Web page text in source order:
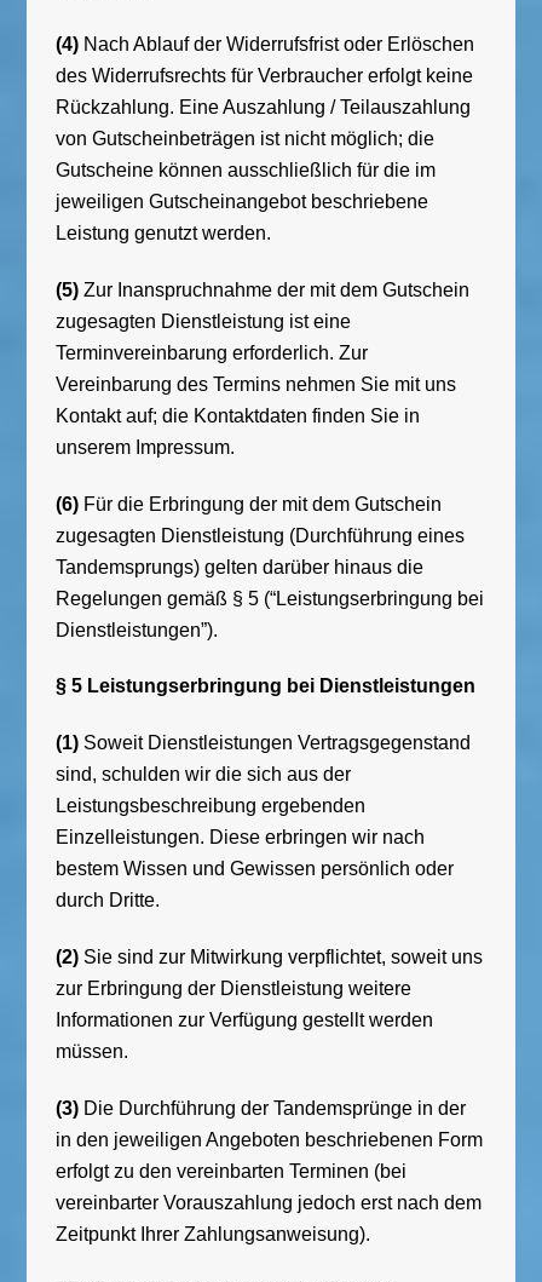
(4) Nach Ablauf der Widerrufsfrist oder Erlöschen
des Widerrufsrechts für Verbraucher erfolgt keine
Rückzahlung. Eine Auszahlung / Teilauszahlung
von Gutscheinbeträgen ist nicht möglich; die
Gutscheine können ausschließlich für die im
jeweiligen Gutscheinangebot beschriebene
Leistung genutzt werden.
(5) Zur Inanspruchnahme der mit dem Gutschein
zugesagten Dienstleistung ist eine
Terminvereinbarung erforderlich. Zur
Vereinbarung des Termins nehmen Sie mit uns
Kontakt auf; die Kontaktdaten finden Sie in
unserem Impressum.
(6) Für die Erbringung der mit dem Gutschein
zugesagten Dienstleistung (Durchführung eines
Tandemsprungs) gelten darüber hinaus die
Regelungen gemäß § 5 (“Leistungserbringung bei
Dienstleistungen”).
§ 5 Leistungserbringung bei Dienstleistungen
(1) Soweit Dienstleistungen Vertragsgegenstand
sind, schulden wir die sich aus der
Leistungsbeschreibung ergebenden
Einzelleistungen. Diese erbringen wir nach
bestem Wissen und Gewissen persönlich oder
durch Dritte.
(2) Sie sind zur Mitwirkung verpflichtet, soweit uns
zur Erbringung der Dienstleistung weitere
Informationen zur Verfügung gestellt werden
müssen.
(3) Die Durchführung der Tandemsprünge in der
in den jeweiligen Angeboten beschriebenen Form
erfolgt zu den vereinbarten Terminen (bei
vereinbarter Vorauszahlung jedoch erst nach dem
Zeitpunkt Ihrer Zahlungsanweisung).